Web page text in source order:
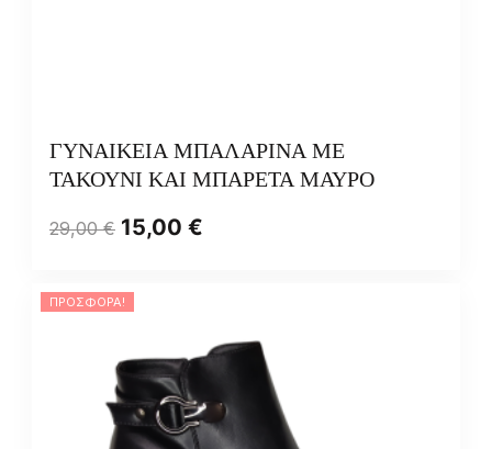
ΓΥΝΑΙΚΕΙΑ ΜΠΑΛΑΡΙΝΑ ΜΕ
ΤΑΚΟΥΝΙ ΚΑΙ ΜΠΑΡΕΤΑ ΜΑΥΡΟ
29,00€ 15,00 €
ΠΡΟΣΦΟΡΆ!